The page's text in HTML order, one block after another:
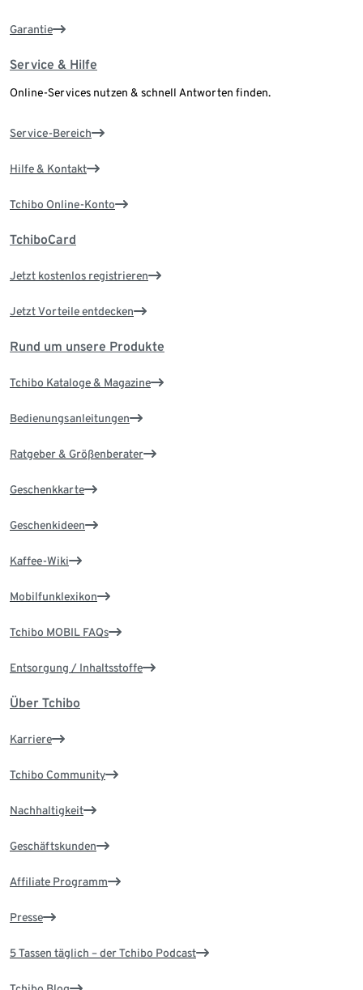
Garantie
Service & Hilfe
Online-Services nutzen & schnell Antworten finden.
Service-Bereich
Hilfe & Kontakt
Tchibo Online-Konto
TchiboCard
Jetzt kostenlos registrieren
Jetzt Vorteile entdecken
Rund um unsere Produkte
Tchibo Kataloge & Magazine
Bedienungsanleitungen
Ratgeber & Größenberater
Geschenkkarte
Geschenkideen
Kaffee-Wiki
Mobilfunklexikon
Tchibo MOBIL FAQs
Entsorgung / Inhaltsstoffe
Über Tchibo
Karriere
Tchibo Community
Nachhaltigkeit
Geschäftskunden
Affiliate Programm
Presse
5 Tassen täglich – der Tchibo Podcast